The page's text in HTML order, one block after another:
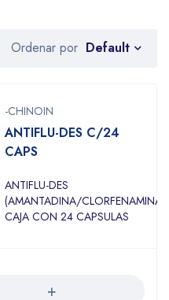
Ordenar por Default
-CHINOIN
ANTIFLU-DES C/24
CAPS
ANTIFLU-DES
(AMANTADINA/CLORFENAMINA/
CAJA CON 24 CAPSULAS